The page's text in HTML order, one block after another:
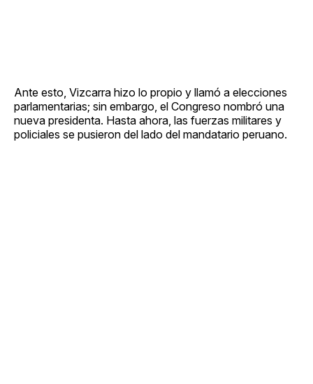
Ante esto, Vizcarra hizo lo propio y llamó a elecciones
parlamentarias; sin embargo, el Congreso nombró una
nueva presidenta. Hasta ahora, las fuerzas militares y
policiales se pusieron del lado del mandatario peruano.